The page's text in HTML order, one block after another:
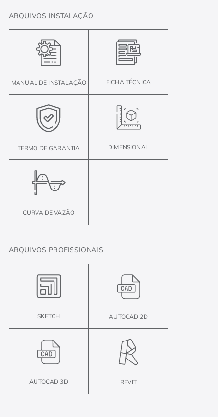
ARQUIVOS INSTALAÇÃO
MANUAL DE INSTALAÇÃO FICHA TÉCNICA
TERMO DE GARANTIA DIMENSIONAL
CURVA DE VAZÃO
ARQUIVOS PROFISSIONAIS
SKETCH AUTOCAD 2D
AUTOCAD 3D REVIT